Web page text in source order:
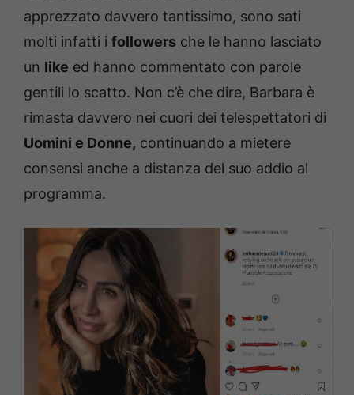
apprezzato davvero tantissimo, sono sati
molti infatti i followers che le hanno lasciato
un like ed hanno commentato con parole
gentili lo scatto. Non c’è che dire, Barbara è
rimasta davvero nei cuori dei telespettatori di
Uomini e Donne, continuando a mietere
consensi anche a distanza del suo addio al
programma.